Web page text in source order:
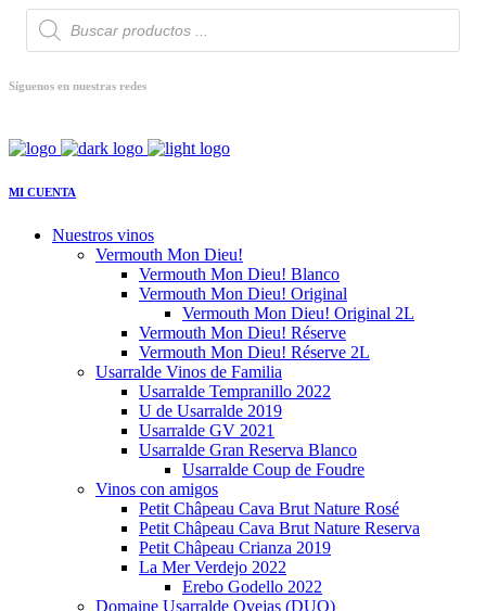
Búsqueda
de
productos
Síguenos en nuestras redes
MI CUENTA
Nuestros vinos
Vermouth Mon Dieu!
Vermouth Mon Dieu! Blanco
Vermouth Mon Dieu! Original
Vermouth Mon Dieu! Original 2L
Vermouth Mon Dieu! Réserve
Vermouth Mon Dieu! Réserve 2L
Usarralde Vinos de Familia
Usarralde Tempranillo 2022
U de Usarralde 2019
Usarralde GV 2021
Usarralde Gran Reserva Blanco
Usarralde Coup de Foudre
Vinos con amigos
Petit Châpeau Cava Brut Nature Rosé
Petit Châpeau Cava Brut Nature Reserva
Petit Châpeau Crianza 2019
La Mer Verdejo 2022
Erebo Godello 2022
Domaine Usarralde Ovejas (DUO)